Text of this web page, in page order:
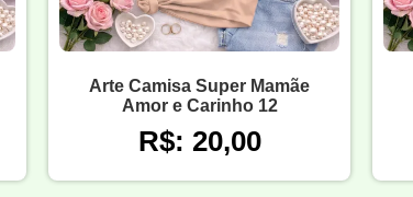
Arte Camisa Super Mamãe
Amor e Carinho 12
R$: 20,00